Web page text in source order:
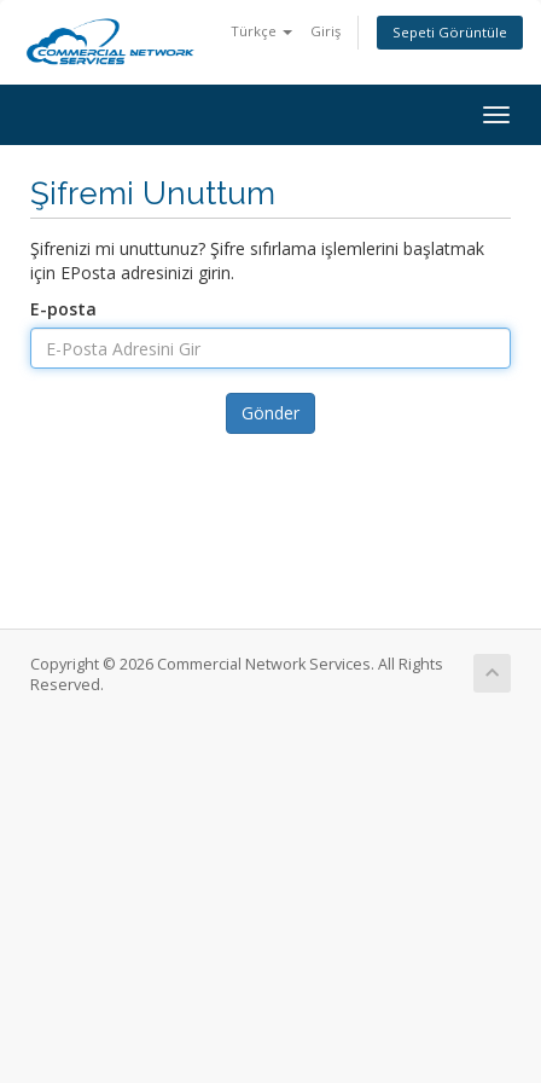
Türkçe Giriş Sepeti Görüntüle
Şifremi Unuttum
Şifrenizi mi unuttunuz? Şifre sıfırlama işlemlerini başlatmak
için EPosta adresinizi girin.
E-posta
Gönder
Copyright © 2026 Commercial Network Services. All Rights
Reserved.